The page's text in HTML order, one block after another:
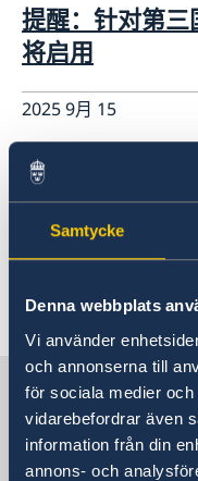
Samtycke
Denna webbplats
Vi använder
och annonserna till
för sociala medier
vidarebefordrar även
information från din
annons- och
提醒：针对第
将启用
2025 9月 15
总领事访问上海
2025 9月 09
« 1 2 3 4 5
联系瑞典驻上
咨询签证、工